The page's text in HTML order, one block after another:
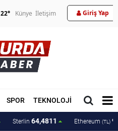
22° Künye İletişim Giriş Yap
SPOR TEKNOLOJİ MAGAZİN
Sterlin 64,4811 Ethereum (TL)